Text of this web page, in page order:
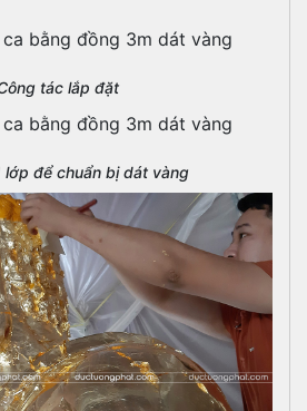
tác lắp đặt
lớp để chuẩn bị dát vàng